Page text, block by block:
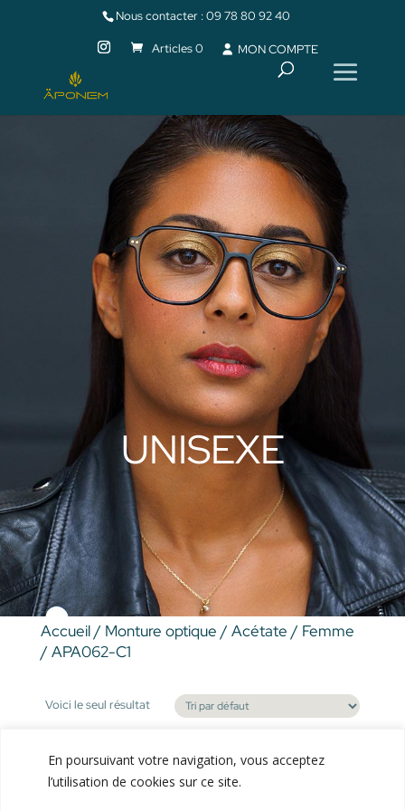
En poursuivant votre navigation, vous acceptez
l’utilisation de cookies sur ce site.
Nous contacter :09 78 80 92 40
Articles 0 MON COMPTE
UNISEXE
Accueil/ Monture optique /Acétate / Femme
/ APA062-C1
Voici le seul résultat